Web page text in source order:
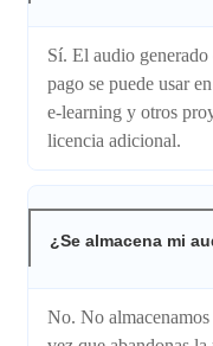
Sí. El audio
pago se puede usar
e-learning y otros
licencia adicional.
¿Se almacena mi
No. No